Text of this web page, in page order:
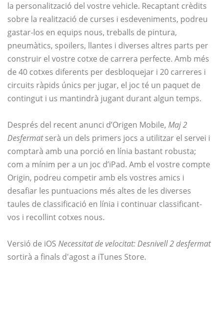
la personalització del vostre vehicle. Recaptant crèdits
sobre la realització de curses i esdeveniments, podreu
gastar-los en equips nous, treballs de pintura,
pneumàtics, spoilers, llantes i diverses altres parts per
construir el vostre cotxe de carrera perfecte. Amb més
de 40 cotxes diferents per desbloquejar i 20 carreres i
circuits ràpids únics per jugar, el joc té un paquet de
contingut i us mantindrà jugant durant algun temps.
Després del recent anunci d’Origen Mobile, Maj 2
Desfermatserà un dels primers jocs a utilitzar el servei i
comptarà amb una porció en línia bastant robusta;
com a mínim per a un joc d’iPad. Amb el vostre compte
Origin, podreu competir amb els vostres amics i
desafiar les puntuacions més altes de les diverses
taules de classificació en línia i continuar classificant-
vos i recollint cotxes nous.
Versió de iOS Necessitat de velocitat: Desnivell 2 desfermat
sortirà a finals d'agost a iTunes Store.